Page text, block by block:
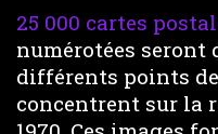
25 000 cartes
numérotées seront
différents points
concentrent sur la